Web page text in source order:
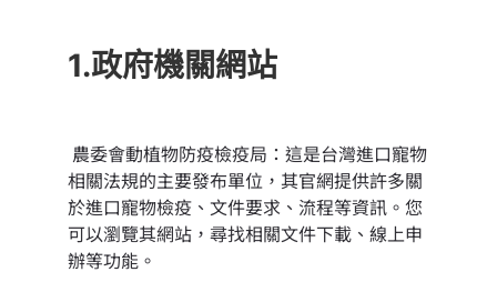
1.政府機關網站
農委會動植物防疫檢疫局：這是台灣進口寵物
相關法規的主要發布單位，其官網提供許多關
於進口寵物檢疫、文件要求、流程等資訊。您
可以瀏覽其網站，尋找相關文件下載、線上申
辦等功能。